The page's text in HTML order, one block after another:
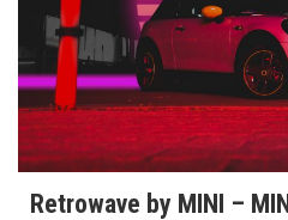
Retrowave by MINI –